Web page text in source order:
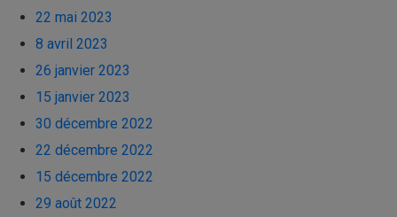
22 mai 2023
8 avril 2023
26 janvier 2023
15 janvier 2023
30 décembre 2022
22 décembre 2022
15 décembre 2022
29 août 2022